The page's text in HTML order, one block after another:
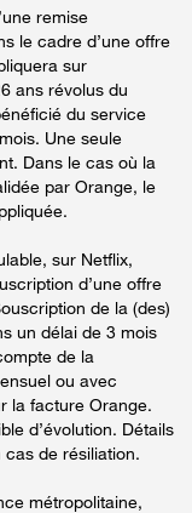
remise
le cadre d’une offre
sur
ans révolus du
du service
Une seule
Dans le cas où la
par Orange, le
sur Netflix,
d’une offre
de la (des)
un délai de 3 mois
de la
ou avec
la facture Orange.
d’évolution. Détails
de résiliation.
métropolitaine,